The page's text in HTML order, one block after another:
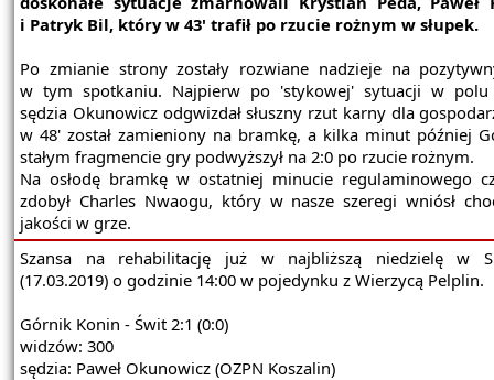
i Patryk Bil, który w 43' trafił po rzucie rożnym w słupek.
Po zmianie strony zostały rozwiane nadzieje na
w tym spotkaniu. Najpierw po 'stykowej' sytuacji w polu
sędzia Okunowicz odgwizdał słuszny rzut karny dla
w 48' został zamieniony na bramkę, a kilka minut później
stałym fragmencie gry podwyższył na 2:0 po rzucie rożnym.
Na osłodę bramkę w ostatniej minucie regulaminowego
zdobył Charles Nwaogu, który w nasze szeregi wniósł
jakości w grze.
Szansa na rehabilitację już w najbliższą niedzielę w
(17.03.2019) o godzinie 14:00 w pojedynku z Wierzycą Pelplin.
Górnik Konin - Świt 2:1 (0:0)
widzów: 300
sędzia: Paweł Okunowicz (OZPN Koszalin)